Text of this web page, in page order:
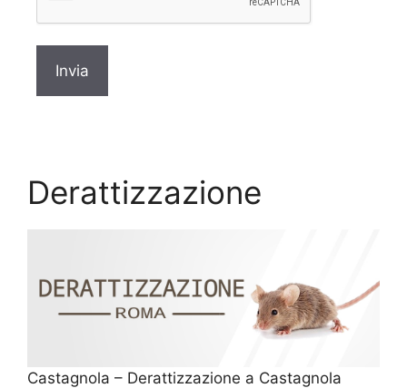
Derattizzazione
Castagnola – Derattizzazione a Castagnola